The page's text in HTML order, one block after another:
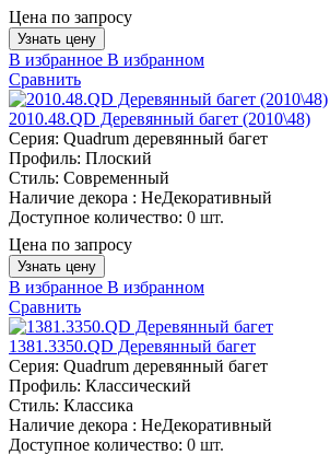
Цена по запросу
Узнать цену
В избранное В избранном
Сравнить
2010.48.QD Деревянный багет (2010\48)
Серия: Quadrum деревянный багет
Профиль: Плоский
Стиль: Современный
Наличие декора : НеДекоративный
Доступное количество: 0 шт.
Цена по запросу
Узнать цену
В избранное В избранном
Сравнить
1381.3350.QD Деревянный багет
Серия: Quadrum деревянный багет
Профиль: Классический
Стиль: Классика
Наличие декора : НеДекоративный
Доступное количество: 0 шт.